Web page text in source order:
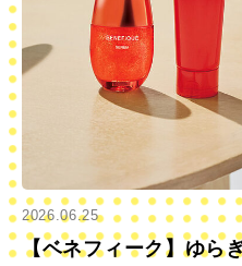
2026.06.25
【ベネフィーク】ゆら